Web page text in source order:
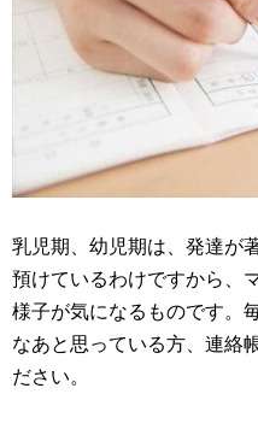
乳児期、幼児期は、発達が
預けているわけですから、
様子が気になるものです。
なあと思っている方、連絡
ださい。